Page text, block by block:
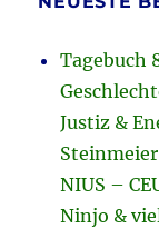
Tagebuch
Justiz &
NIUS –
Ninjo &